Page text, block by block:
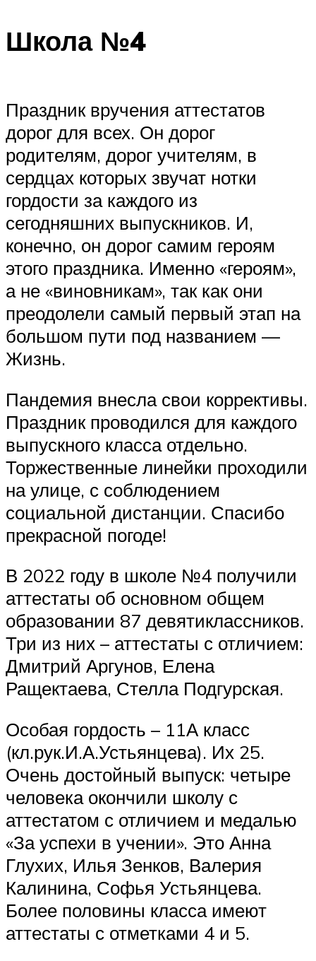
Школа №4
Праздник вручения аттестатов
дорог для всех. Он дорог
родителям, дорог учителям, в
сердцах которых звучат нотки
гордости за каждого из
сегодняшних выпускников. И,
конечно, он дорог самим героям
этого праздника. Именно «героям»,
а не «виновникам», так как они
преодолели самый первый этап на
большом пути под названием —
Жизнь.
Пандемия внесла свои коррективы.
Праздник проводился для каждого
выпускного класса отдельно.
Торжественные линейки проходили
на улице, с соблюдением
социальной дистанции. Спасибо
прекрасной погоде!
В 2022 году в школе №4 получили
аттестаты об основном общем
образовании 87 девятиклассников.
Три из них – аттестаты с отличием:
Дмитрий Аргунов, Елена
Ращектаева, Стелла Подгурская.
Особая гордость – 11А класс
(кл.рук.И.А.Устьянцева). Их 25.
Очень достойный выпуск: четыре
человека окончили школу с
аттестатом с отличием и медалью
«За успехи в учении». Это Анна
Глухих, Илья Зенков, Валерия
Калинина, Софья Устьянцева.
Более половины класса имеют
аттестаты с отметками 4 и 5.